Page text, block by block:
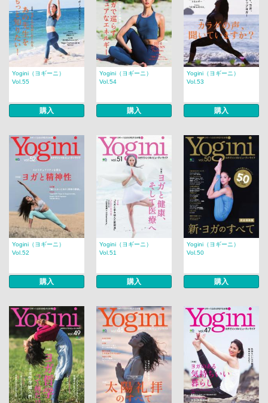
Yogini（ヨギーニ）
Vol.55
購入
Yogini（ヨギーニ）
Vol.54
購入
Yogini（ヨギーニ）
Vol.53
購入
Yogini（ヨギーニ）
Vol.52
購入
Yogini（ヨギーニ）
Vol.51
購入
Yogini（ヨギーニ）
Vol.50
購入